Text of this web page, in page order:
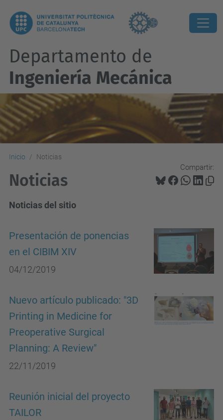
Departamento de
Ingeniería Mecánica
Inicio Noticias
Compartir:
Noticias
Noticias del sitio
Presentación de ponencias
en el CIBIM XIV
04/12/2019
Nuevo artículo publicado: "3D
Printing in Medicine for
Preoperative Surgical
Planning: A Review"
22/11/2019
Reunión inicial del proyecto
TAILOR